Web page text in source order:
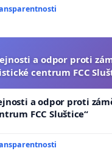
a odpor proti
centrum FCC
a odpor proti
FCC Sluštice“